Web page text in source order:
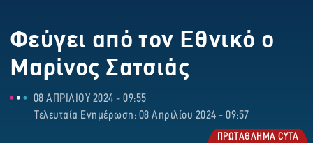
Φεύγει από τον Εθνικό ο
Μαρίνος Σατσιάς
08 ΑΠΡΙΛΙΟΥ 2024 - 09:55
Τελευταία Ενημέρωση: 08 Απριλίου 2024 - 09:57
ΠΡΩΤΑΘΛΗΜΑ CYTA